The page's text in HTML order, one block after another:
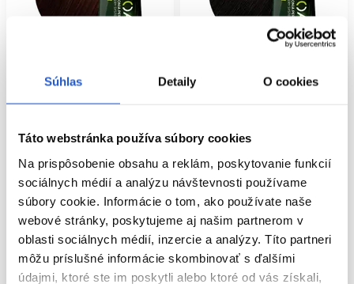
Súhlas Detaily O cookies
Táto webstránka používa súbory cookies
Na prispôsobenie obsahu a reklám, poskytovanie funkcií
sociálnych médií a analýzu návštevnosti používame
súbory cookie. Informácie o tom, ako používate naše
webové stránky, poskytujeme aj našim partnerom v
oblasti sociálnych médií, inzercie a analýzy. Títo partneri
môžu príslušné informácie skombinovať s ďalšími
údajmi, ktoré ste im poskytli alebo ktoré od vás získali,
permanentná farba na vlasy bez
amoniaku 5.5 60g
L'Oréal Professionnel
Oxidačné farby na vlasy
11.50 €
Skladom ㅤ
permanentná farba na vlasy bez
amoniaku 4.8 60g
L'Oréal Professionnel
Oxidačné farby na vlasy
11.50 €
Kúpiť
Skladom ㅤ